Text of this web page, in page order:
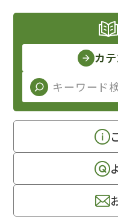
カ